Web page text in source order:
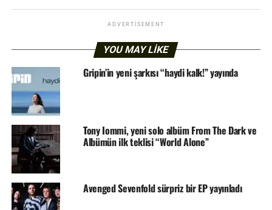
ADVERTISEMENT
YOU MAY LIKE
Gripin’in yeni şarkısı “haydi kalk!” yayında
Tony Iommi, yeni solo albüm From The Dark ve
Albümün ilk teklisi “World Alone”
Avenged Sevenfold sürpriz bir EP yayınladı